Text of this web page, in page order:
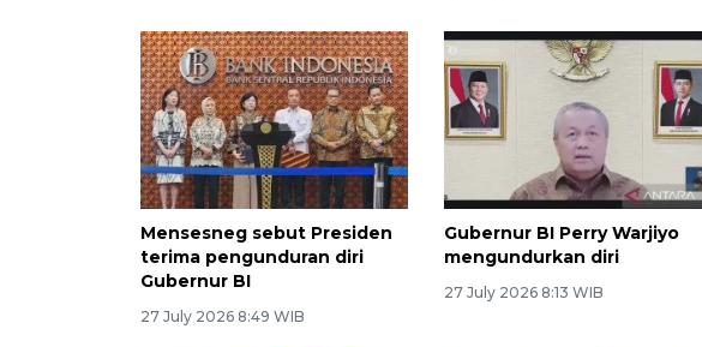
Mensesneg sebut Presiden
terima pengunduran diri
Gubernur BI
27 July 2026 8:49 WIB
Gubernur BI Perry Warjiyo
mengundurkan diri
27 July 2026 8:13 WIB